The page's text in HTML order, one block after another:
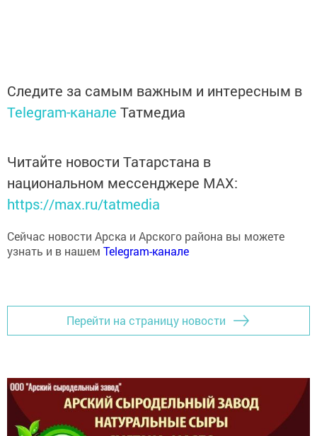
Telegram-каналеТатмедиа
Читайте новости Татарстана в
национальном мессенджере MАХ:
https://max.ru/tatmedia
узнать и в нашемTelegram-канале
Перейти на страницу новости